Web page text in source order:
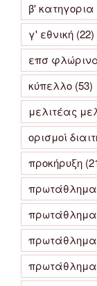
β' κατηγορια
γ' εθνική (22)
επσ
κύπελλο (53)
μελιτέας
ορισμοί
προκήρυξη
πρωτάθλημα
πρωτάθλημα
πρωτάθλημα
πρωτάθλημα